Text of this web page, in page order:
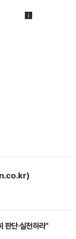
단·실천하라"